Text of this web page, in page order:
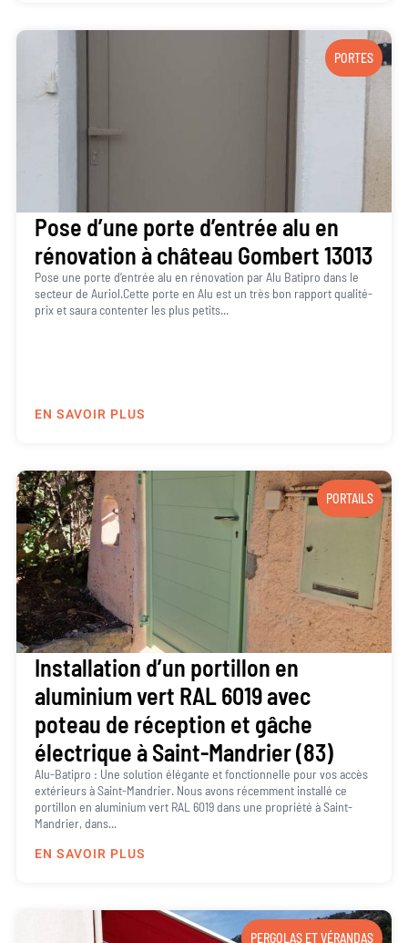
PORTES
Pose d’une porte d’entrée alu en
rénovation à château Gombert 13013
Pose une porte d’entrée alu en rénovation par Alu Batipro dans le
secteur de Auriol.Cette porte en Alu est un très bon rapport qualité-
prix et saura contenter les plus petits...
EN SAVOIR PLUS
PORTAILS
Installation d’un portillon en
aluminium vert RAL 6019 avec
poteau de réception et gâche
électrique à Saint-Mandrier (83)
Alu-Batipro : Une solution élégante et fonctionnelle pour vos accès
extérieurs à Saint-Mandrier. Nous avons récemment installé ce
portillon en aluminium vert RAL 6019 dans une propriété à Saint-
Mandrier, dans...
EN SAVOIR PLUS
PERGOLAS ET VÉRANDAS